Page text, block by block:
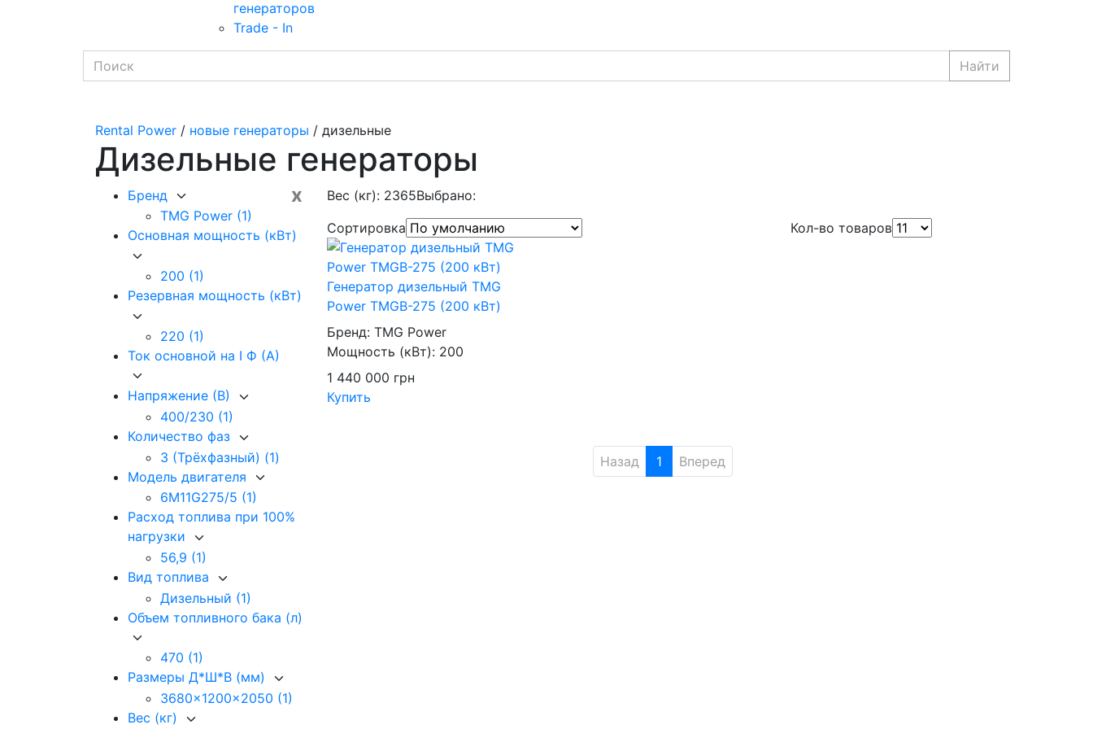
генераторов
Trade - In
Найти
Rental Power / новые генераторы / дизельные
Дизельные генераторы
x
Бренд
TMG Power (1)
Основная мощность (кВт)
200 (1)
Резервная мощность (кВт)
220 (1)
Ток основной на I Ф (А)
Напряжение (В)
400/230 (1)
Количество фаз
3 (Трёхфазный) (1)
Модель двигателя
6M11G275/5 (1)
Расход топлива при 100%
нагрузки
56,9 (1)
Вид топлива
Дизельный (1)
Объем топливного бака (л)
470 (1)
Размеры Д*Ш*В (мм)
3680x1200x2050 (1)
Вес (кг)
Вес (кг): 2365Выбрано:
Сортировка
Кол-во товаров
Генератор дизельный TMG
Power TMGB-275 (200 кВт)
Бренд: TMG Power
Мощность (кВт): 200
1 440 000 грн
Купить
Назад 1 Вперед